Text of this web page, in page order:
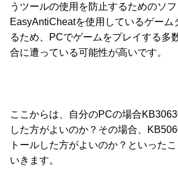
うツールの使用を防止するためのソ
EasyAntiCheatを使用しているゲーム
るため、PCでゲームをプレイする多
合に遭っている可能性が高いです。
ここからは、自分のPCの場合
した方がよいのか？その場合、
トールした方がよいのか？といった
いきます。